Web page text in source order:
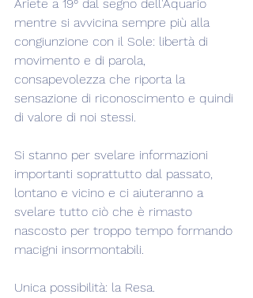
Ariete a 19° dal segno dell'Aquario
mentre si avvicina sempre più alla
congiunzione con il Sole: libertà di
movimento e di parola,
consapevolezza che riporta la
sensazione di riconoscimento e quindi
di valore di noi stessi.
Si stanno per svelare informazioni
importanti soprattutto dal passato,
lontano e vicino e ci aiuteranno a
svelare tutto ciò che è rimasto
nascosto per troppo tempo formando
macigni insormontabili.
Unica possibilità: la Resa.